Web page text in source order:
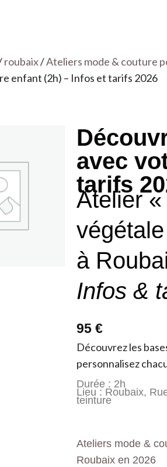
roubaix/Ateliers mode & couture
enfant (2h) – Infos et tarifs 2026
avec
tarifs
Atelier
à
Infos &
95 €
Découvrez les
personnalisez
Durée : 2h
Lieu : Roubaix,
teinture
Ateliers mode &
Roubaix en 2026